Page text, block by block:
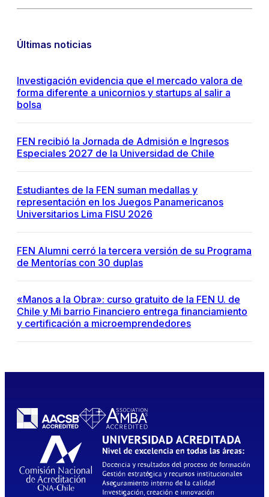
Últimas noticias
Investigación evidencia que el mercado valora de
forma diferente a unicornios y startups al salir a
bolsa
FEN recibió la Jornada de Admisión e Ingresos
Especiales 2027 de la Universidad de Chile
Estudiantes de la FEN suman medallas y
representación en los Juegos Panamericanos
Universitarios Lima FISU 2026
FEN Alumni cerró la tercera versión de su Programa
de Mentorías con 30 duplas
«Manos a la Obra»: curso gratuito de la FEN U. de
Chile y Mi barrio Financiero entrega financiamiento
y certificación a microemprendedores